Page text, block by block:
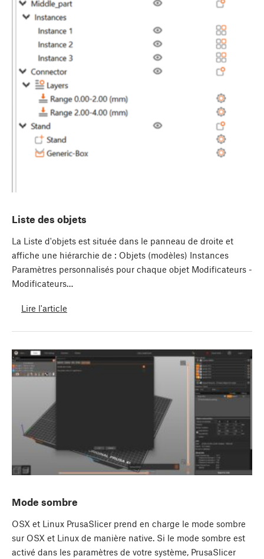
Liste des objets
La Liste d'objets est située dans le panneau de droite et
affiche une hiérarchie de : Objets (modèles) Instances
Paramètres personnalisés pour chaque objet Modificateurs -
Modificateurs…
Lire l'article
Mode sombre
OSX et Linux PrusaSlicer prend en charge le mode sombre
sur OSX et Linux de manière native. Si le mode sombre est
activé dans les paramètres de votre système, PrusaSlicer